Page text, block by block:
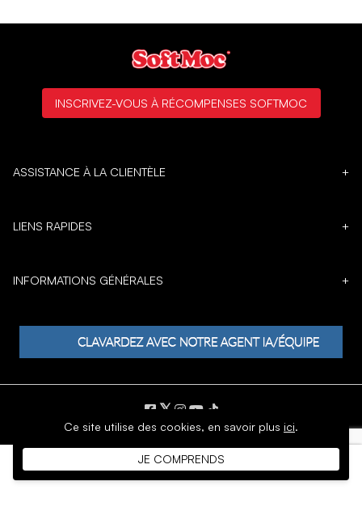
Ce site utilise des cookies, en savoir plus ici.
JE COMPRENDS
ASSISTANCE À LA CLIENTÈLE +
LIENS RAPIDES +
INFORMATIONS GÉNÉRALES +
INSCRIVEZ-VOUS À RÉCOMPENSES SOFTMOC
𝕏
DROIT D'AUTEUR © 1996 - 2026 SoftMoc Inc.
Commerce électronique par MWF Group. Tous droits réservés.